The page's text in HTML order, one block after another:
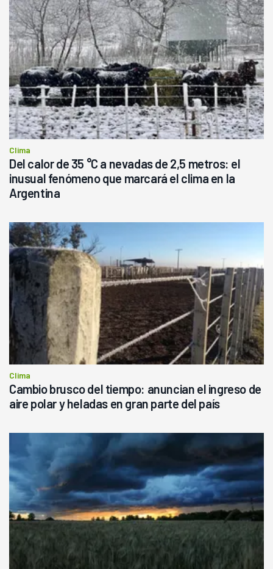
Clima
Del calor de 35 °C a nevadas de 2,5 metros: el
inusual fenómeno que marcará el clima en la
Argentina
Clima
Cambio brusco del tiempo: anuncian el ingreso de
aire polar y heladas en gran parte del país